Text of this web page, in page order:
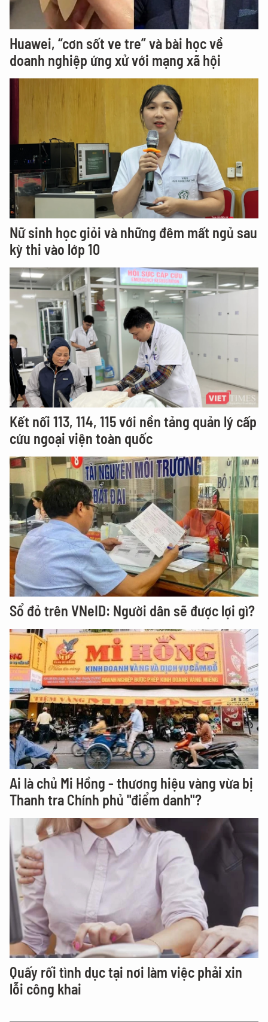
Huawei, “cơn sốt ve tre” và bài học về
doanh nghiệp ứng xử với mạng xã hội
Nữ sinh học giỏi và những đêm mất ngủ sau
kỳ thi vào lớp 10
Kết nối 113, 114, 115 với nền tảng quản lý cấp
cứu ngoại viện toàn quốc
Sổ đỏ trên VNeID: Người dân sẽ được lợi gì?
Ai là chủ Mi Hồng - thương hiệu vàng vừa bị
Thanh tra Chính phủ "điểm danh"?
Quấy rối tình dục tại nơi làm việc phải xin
lỗi công khai